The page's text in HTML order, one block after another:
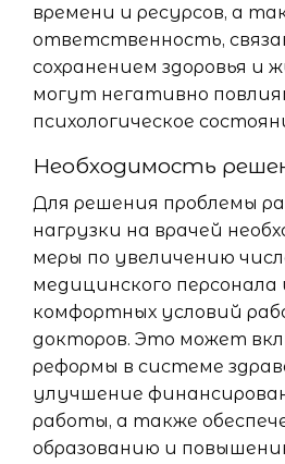
времени и ресурсов, а
ответственность,
сохранением здоровья и
могут негативно
психологическое
Необходимость
Для решения проблемы
нагрузки на врачей
меры по увеличению
медицинского персонала
комфортных условий
докторов. Это может
реформы в системе
улучшение
работы, а также
образованию и